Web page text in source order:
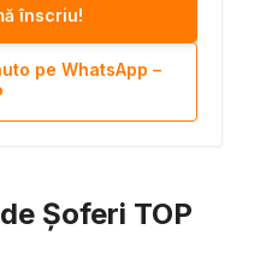
înscriu!
pe WhatsApp –
Șoferi TOP